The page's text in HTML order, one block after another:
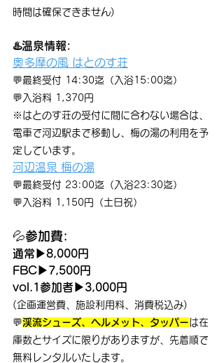
時間は確保できません)
♨️温泉情報:
奥多摩の風 はとのす荘
💬最終受付 14:30迄（入浴15:00迄）
💬入浴料 1,370円
※はとのす荘の受付に間に合わない場合は、
電車で河辺駅まで移動し、梅の湯の利用を予
定しています。
河辺温泉 梅の湯
💬最終受付 23:00迄（入浴23:30迄）
💬入浴料 1,150円（土日祝）
💦参加費:
通常▶8,000円
FBC▶7,500円
vol.1参加者▶3,000円
(企画運営費、施設利用料、消費税込み)
💬渓流シューズ、ヘルメット、タッパーは在
庫数とサイズに限りがありますが、先着順で
無料レンタルいたします。